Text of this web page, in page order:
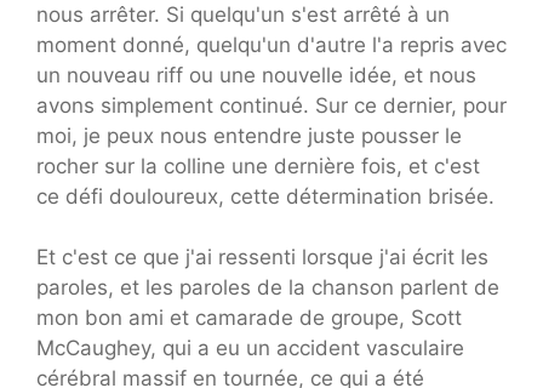
nous arrêter. Si quelqu'un s'est arrêté à un
moment donné, quelqu'un d'autre l'a repris avec
un nouveau riff ou une nouvelle idée, et nous
avons simplement continué. Sur ce dernier, pour
moi, je peux nous entendre juste pousser le
rocher sur la colline une dernière fois, et c'est
ce défi douloureux, cette détermination brisée.
Et c'est ce que j'ai ressenti lorsque j'ai écrit les
paroles, et les paroles de la chanson parlent de
mon bon ami et camarade de groupe, Scott
McCaughey, qui a eu un accident vasculaire
cérébral massif en tournée, ce qui a été